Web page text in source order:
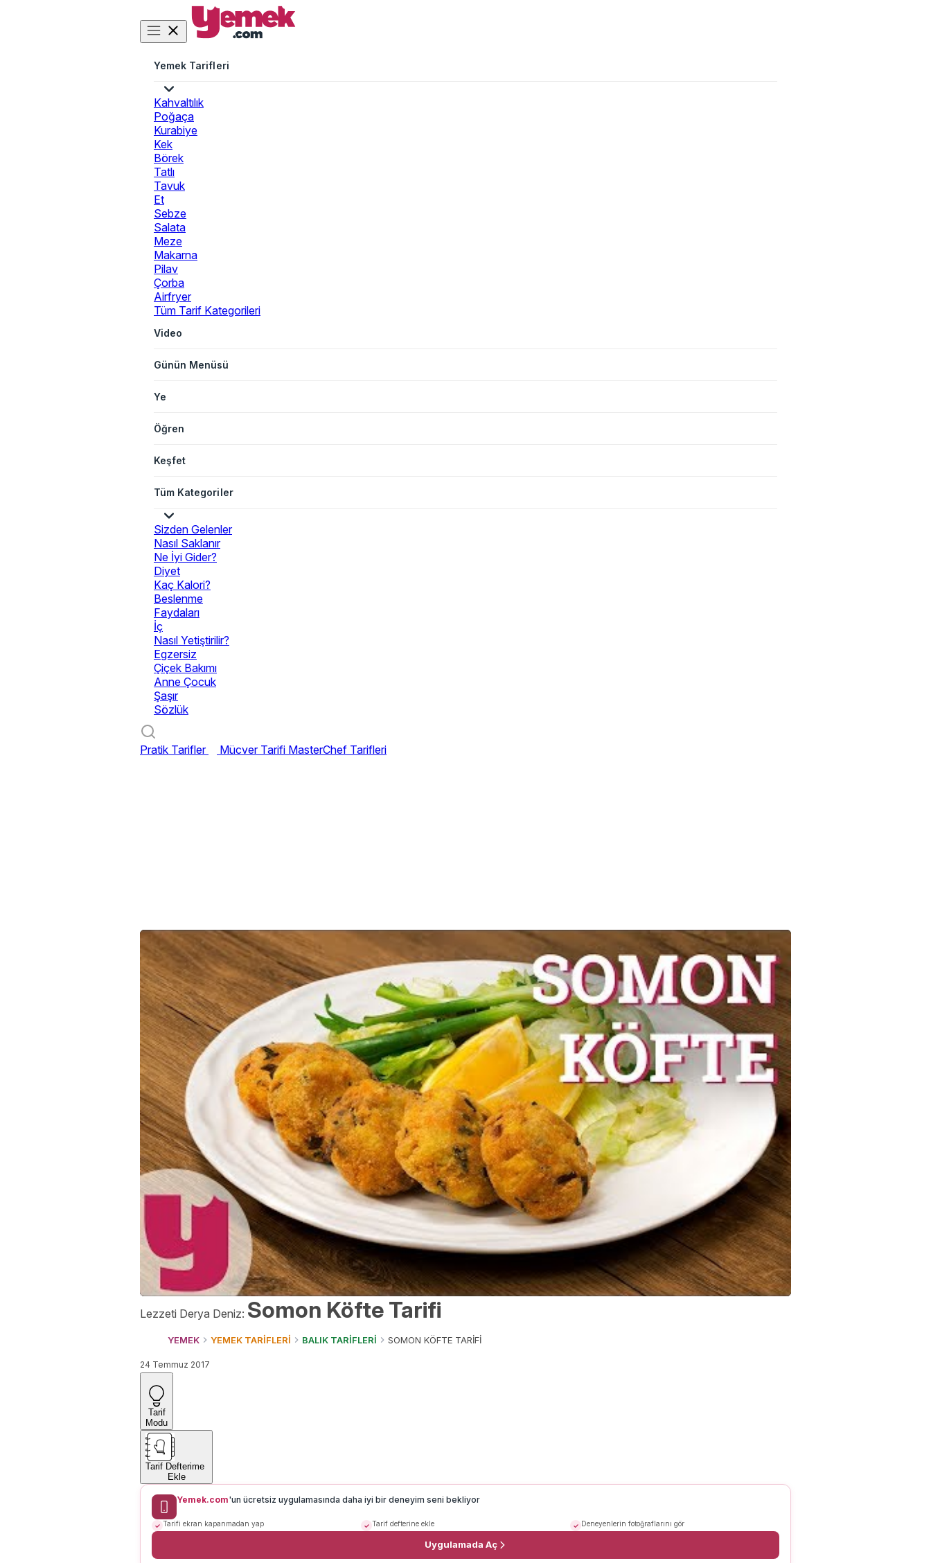
Yemek Tarifleri
Kahvaltılık
Poğaça
Kurabiye
Kek
Börek
Tatlı
Tavuk
Et
Sebze
Salata
Meze
Makarna
Pilav
Çorba
Airfryer
Tüm Tarif Kategorileri
Video
Günün Menüsü
Ye
Öğren
Keşfet
Tüm Kategoriler
Sizden Gelenler
Nasıl Saklanır
Ne İyi Gider?
Diyet
Kaç Kalori?
Beslenme
Faydaları
İç
Nasıl Yetiştirilir?
Egzersiz
Çiçek Bakımı
Anne Çocuk
Şaşır
Sözlük
Pratik Tarifler Mücver Tarifi MasterChef Tarifleri
Lezzeti Derya Deniz: Somon Köfte Tarifi
YEMEK YEMEK TARİFLERİ BALIK TARİFLERİ SOMON KÖFTE TARİFİ
24 Temmuz 2017
Tarif
Modu
Tarif Defterime
Ekle
Yemek.com'un ücretsiz uygulamasında daha iyi bir deneyim seni bekliyor
Tarifi ekran kapanmadan yap Tarif defterine ekle Deneyenlerin fotoğraflarını gör
Uygulamada Aç